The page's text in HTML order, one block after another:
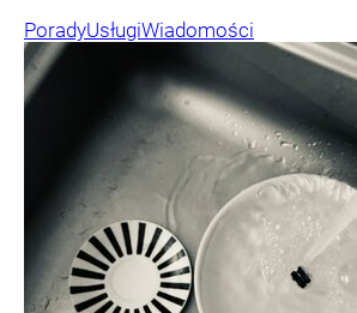
PoradyUsługiWiadomości